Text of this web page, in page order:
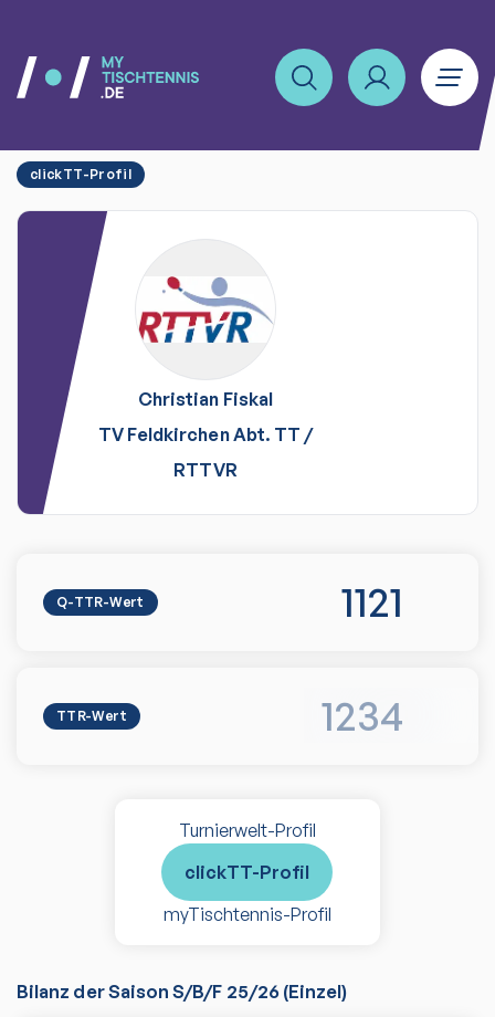
clickTT-Profil
Christian Fiskal
TV Feldkirchen Abt. TT /
RTTVR
Q-TTR-Wert 1121
TTR-Wert 1234
Turnierwelt-Profil
clickTT-Profil
myTischtennis-Profil
Bilanz der SaisonS/B/F 25/26(Einzel)